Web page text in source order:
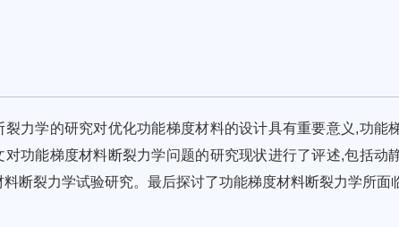
裂力学的研究对优化功能梯度材料的设计具有重要意义,功能
对功能梯度材料断裂力学问题的研究现状进行了评述,包括动
料断裂力学试验研究。最后探讨了功能梯度材料断裂力学所面